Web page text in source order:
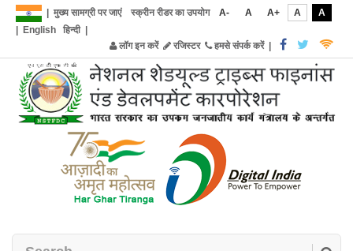
मुख्य सामग्री पर जाएं स्क्रीन रीडर का उपयोग A- A A+ A
A
English हिन्दी|
लॉग इन करें
रजिस्टर हमसे संपर्क करें|